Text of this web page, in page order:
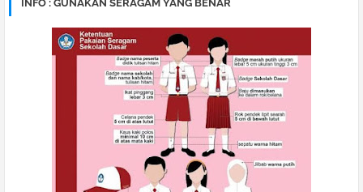
INFO : GUNAKAN SERAGAM YANG BENAR